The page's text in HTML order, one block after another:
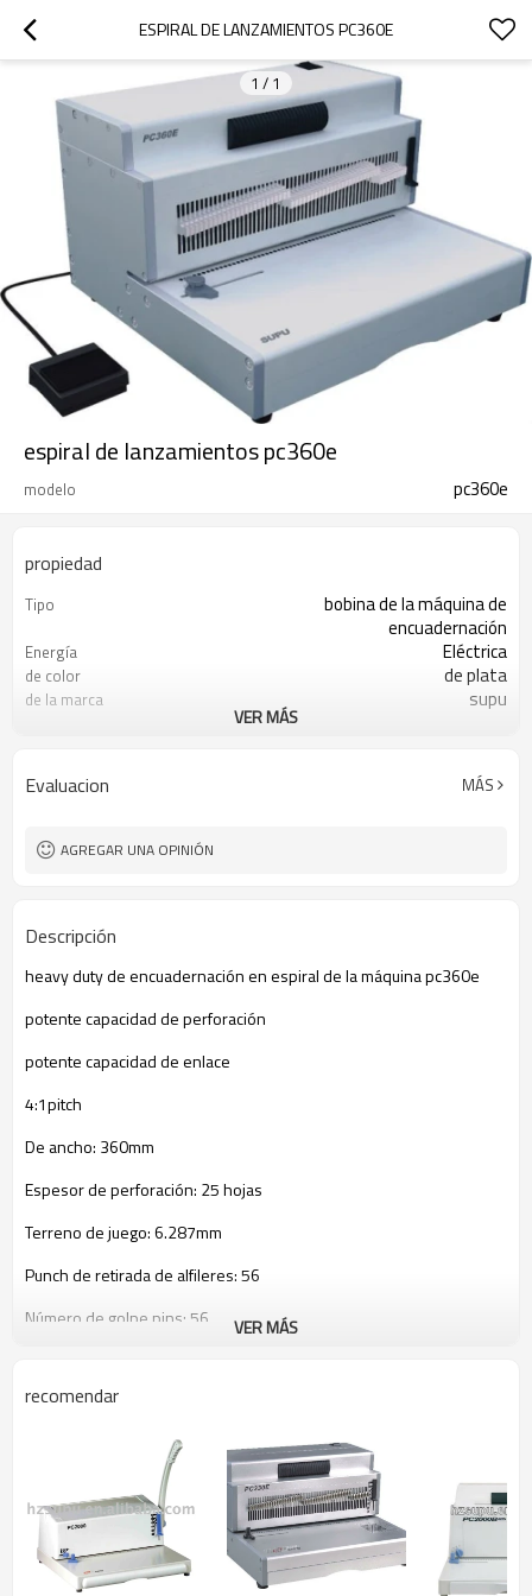
ESPIRAL DE LANZAMIENTOS PC360E
1 / 1
espiral de lanzamientos pc360e
modelo pc360e
propiedad
Tipo
bobina de la máquina de
encuadernación
Energía Eléctrica
de color de plata
de la marca supu
VER MÁS
Evaluacion MÁS
AGREGAR UNA OPINIÓN
Descripción
heavy duty de encuadernación en espiral de la máquina pc360e
potente capacidad de perforación
potente capacidad de enlace
4:1pitch
De ancho: 360mm
Espesor de perforación: 25 hojas
Terreno de juego: 6.287mm
Punch de retirada de alfileres: 56
Número de golpe pins: 56
Motor eléctrico: 230v, 50hz/200w; 110v, 60hz/200w
margen lateral es ajustable para seleccionar el formato de hoja para
margen de profundidad es ajustable para adaptarse al tamaño de la
bobina se utiliza
todos los de aluminio de la construcción que sea duradero y
VER MÁS
recomendar